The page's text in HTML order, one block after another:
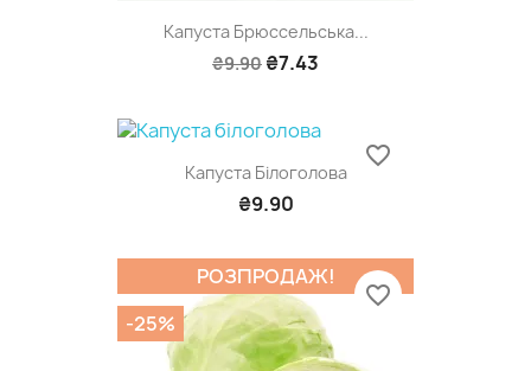
Капуста Брюссельська...
₴9.90 ₴7.43
Капуста Білоголова
₴9.90
favorite_border
РОЗПРОДАЖ!
-25%
favorite_border